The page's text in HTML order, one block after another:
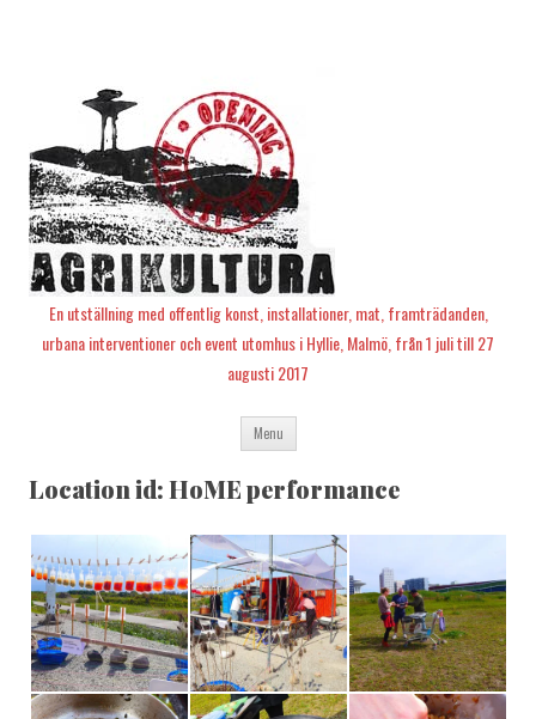
En utställning med offentlig konst, installationer, mat, framträdanden,
urbana interventioner och event utomhus i Hyllie, Malmö, från 1 juli till 27
augusti 2017
Menu Skip
content
Location id: HoME performance